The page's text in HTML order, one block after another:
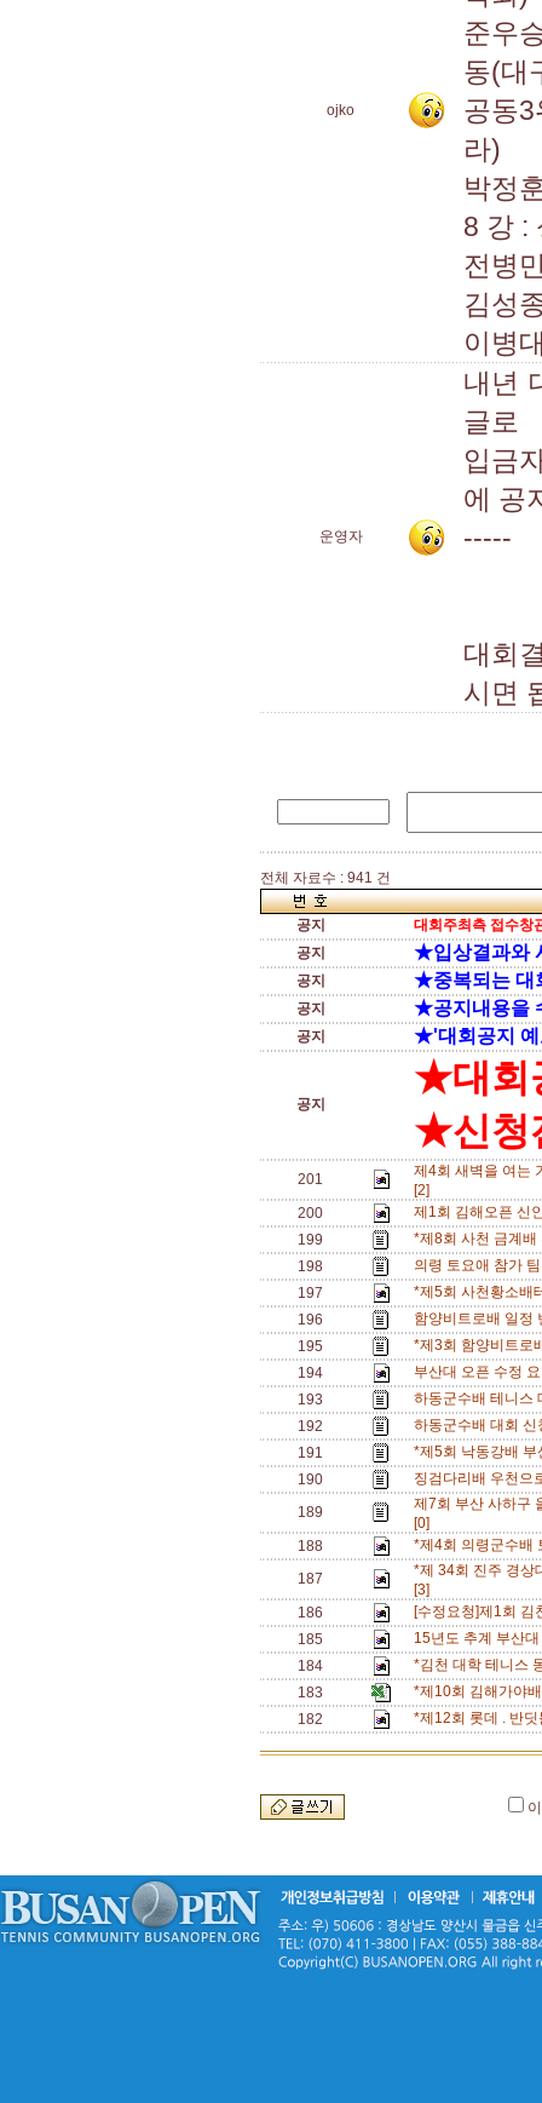
ojko
준우
동(대
공동
라)
박정
8 강 :
전병
김성
이병
운영자
내년
글로
입금
에 공
-----
대회
시면
전체 자료수 : 941 건
공지
대회주최측 접수창
공지
★입상결과와
공지 ★중복되는 대
공지 ★공지내용을
공지 ★'대회공지 예
공지
★대회
★신청
201
제4회 새벽을 여는
[2]
200
제1회 김해오픈 신
199
*제8회 사천 금계
198
의령 토요애 참가
197
*제5회 사천황소배
196
함양비트로배 일정
195
*제3회 함양비트로
194
부산대 오픈 수정
193
하동군수배 테니스
192
하동군수배 대회
191
*제5회 낙동강배
190
징검다리배 우천
189
제7회 부산 사하구
[0]
188
*제4회 의령군수배
187
*제 34회 진주 경상
[3]
186
[수정요청]제1회
185
15년도 추계 부산
184
*김천 대학 테니스
183
*제10회 김해가야
182
*제12회 롯데 . 반